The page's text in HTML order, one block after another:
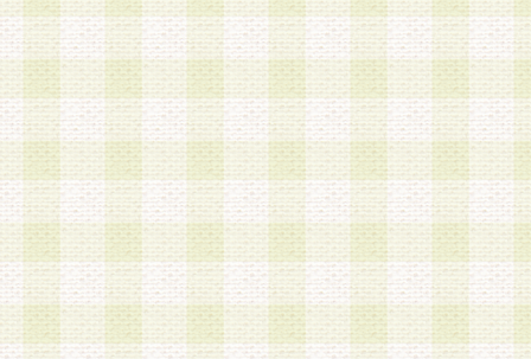
とができるものとします。
3.会員登録希望者が18歳未満、成年被後見人、被
人 である場合は、親権者などの法定代理人の同
録を行うものとします。なお、義務教育学齢に該
者については、登録時に 当社が別途定める方法
権者による承認手続きを行うものとします。
第3条 会員の登録方法
1.会員登録手続きは、会員登録希望者本人が行う
る登録は一切認められないものとします。
2.会員登録希望者は、本規約に同意の後、当社指